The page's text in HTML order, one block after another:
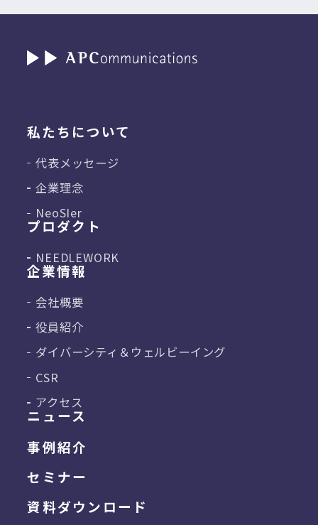
ニュース
事例紹介
セミナー
資料ダウンロード
私たちについて
代表メッセージ
企業理念
NeoSIer
プロダクト
NEEDLEWORK
企業情報
会社概要
役員紹介
ダイバーシティ＆ ウェルビーイング
CSR
アクセス